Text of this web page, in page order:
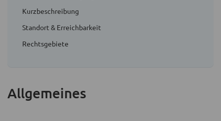
Kurzbeschreibung
Standort & Erreichbarkeit
Rechtsgebiete
Allgemeines